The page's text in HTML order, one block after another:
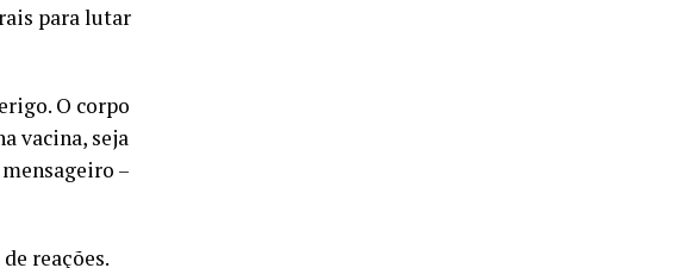
para lutar
O corpo
vacina, seja
–
reações.